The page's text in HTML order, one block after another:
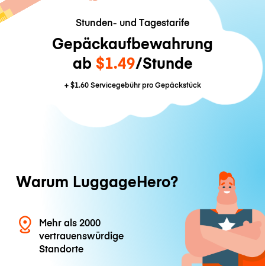
Stunden- und Tagestarife
Gepäckaufbewahrung
ab $1.49/Stunde
+$1.60Servicegebühr pro Gepäckstück
Warum LuggageHero?
Mehr als 2000
vertrauenswürdige
Standorte